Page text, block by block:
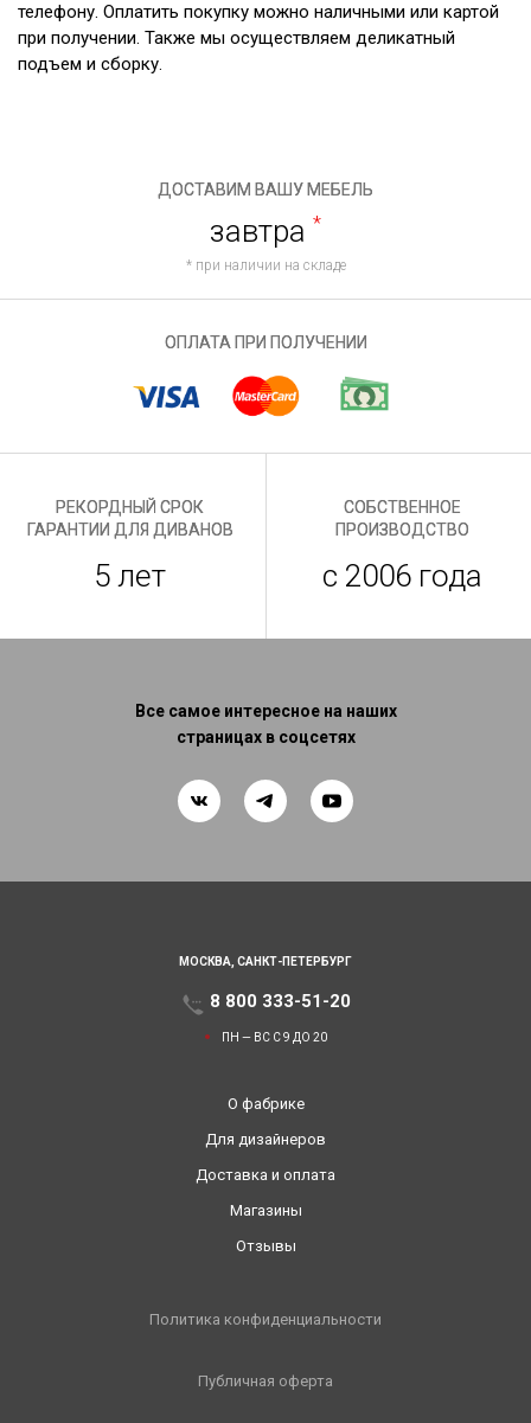
телефону. Оплатить покупку можно наличными или картой
при получении. Также мы осуществляем деликатный
подъем и сборку.
ДОСТАВИМ ВАШУ МЕБЕЛЬ
завтра *
* при наличии на складе
ОПЛАТА ПРИ ПОЛУЧЕНИИ
РЕКОРДНЫЙ СРОК
ГАРАНТИИ ДЛЯ ДИВАНОВ
5 лет
СОБСТВЕННОЕ
ПРОИЗВОДСТВО
с 2006 года
Все самое интересное на наших
страницах в соцсетях
МОСКВА, САНКТ-ПЕТЕРБУРГ
8 800 333-51-20
ПН — ВС С 9 ДО 20
О фабрике
Для дизайнеров
Доставка и оплата
Магазины
Отзывы
Политика конфиденциальности
Публичная оферта